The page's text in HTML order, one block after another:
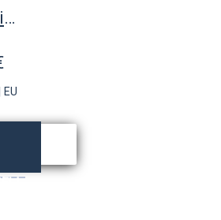
215/55R18 Bridgestone Turanza Eco
EU